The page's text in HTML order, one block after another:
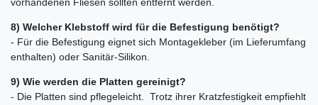
8) Welcher Klebstoff wird für die Befestigung benötigt?
- Für die Befestigung eignet sich Montagekleber (im Lieferumfang
enthalten) oder Sanitär-Silikon.
9) Wie werden die Platten gereinigt?
- Die Platten sind pflegeleicht. Trotz ihrer Kratzfestigkeit empfiehlt